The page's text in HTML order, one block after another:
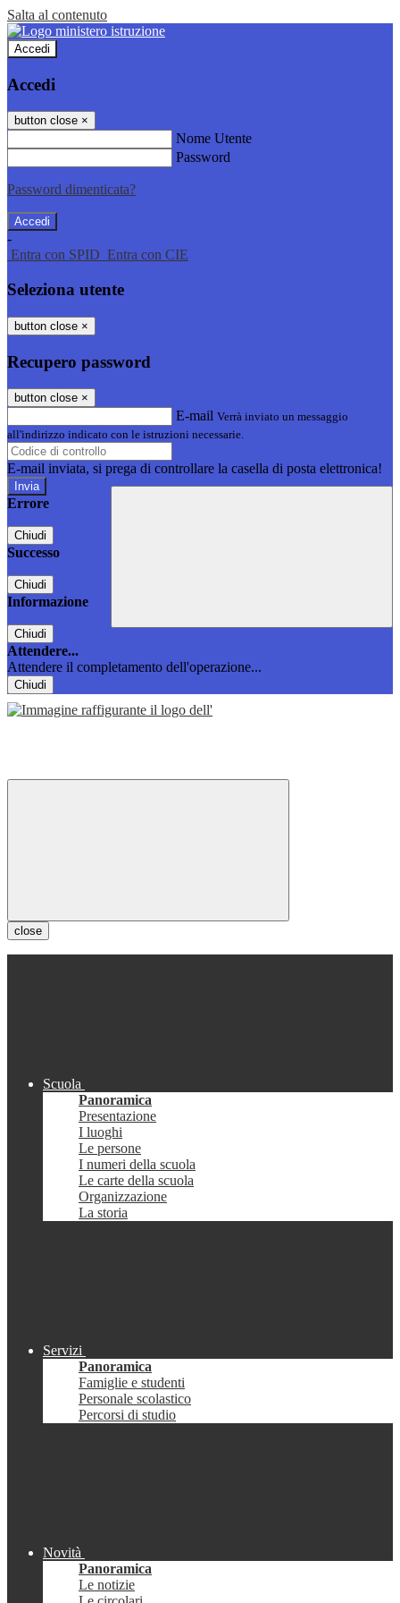
Salta al contenuto
Accedi
Accedi
button close ×
Nome Utente
Password
Password dimenticata?
-
Entra con SPID Entra con CIE
Seleziona utente
button close ×
Recupero password
button close ×
E-mail Verrà inviato un messaggio
all'indirizzo indicato con le istruzioni necessarie.
E-mail inviata, si prega di controllare la casella di posta elettronica!
Errore
Chiudi
Successo
Chiudi
Informazione
Chiudi
Attendere...
Attendere il completamento dell'operazione...
Chiudi
close
Scuola
Panoramica
Presentazione
I luoghi
Le persone
I numeri della scuola
Le carte della scuola
Organizzazione
La storia
Servizi
Panoramica
Famiglie e studenti
Personale scolastico
Percorsi di studio
Novità
Panoramica
Le notizie